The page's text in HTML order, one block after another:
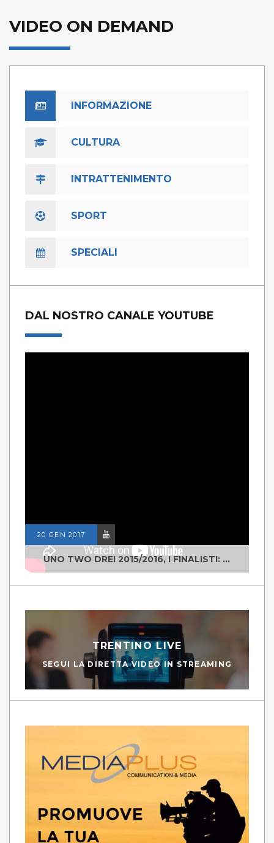
VIDEO ON DEMAND
INFORMAZIONE
CULTURA
INTRATTENIMENTO
SPORT
SPECIALI
DAL NOSTRO CANALE YOUTUBE
20 GEN 2017
UNO TWO DREI 2015/2016, I FINALISTI: CLASSE IV ALS ISTITUTO "DEGASPERI" BORGO VALSUGANA
TRENTINO LIVE
SEGUI LA DIRETTA VIDEO IN STREAMING